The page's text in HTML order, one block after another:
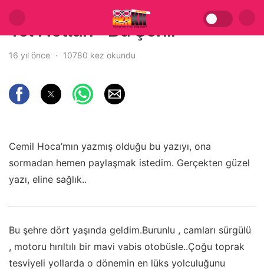
Yol Notları – Bu Şehir
16 yıl önce 10780 kez okundu
Cemil Hoca’mın yazmış olduğu bu yazıyı, ona
sormadan hemen paylaşmak istedim. Gerçekten güzel
yazı, eline sağlık..
Bu şehre dört yaşında geldim.Burunlu , camları sürgülü
, motoru hırıltılı bir mavi vabis otobüsle..Çoğu toprak
tesviyeli yollarda o dönemin en lüks yolculuğunu